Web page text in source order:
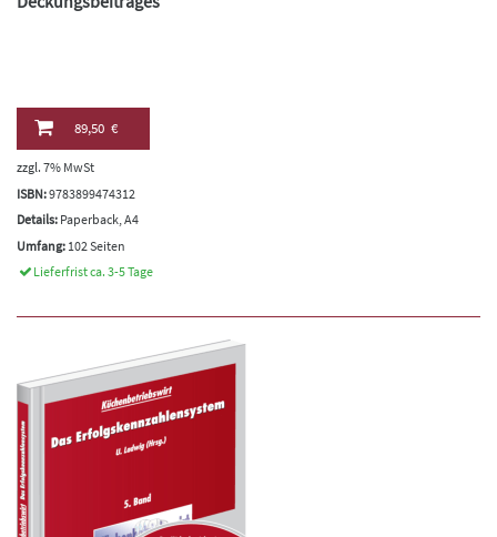
89,50 €
zzgl. 7% MwSt
ISBN:9783899474312
Details: Paperback, A4
Umfang: 102 Seiten
Lieferfrist ca. 3-5 Tage